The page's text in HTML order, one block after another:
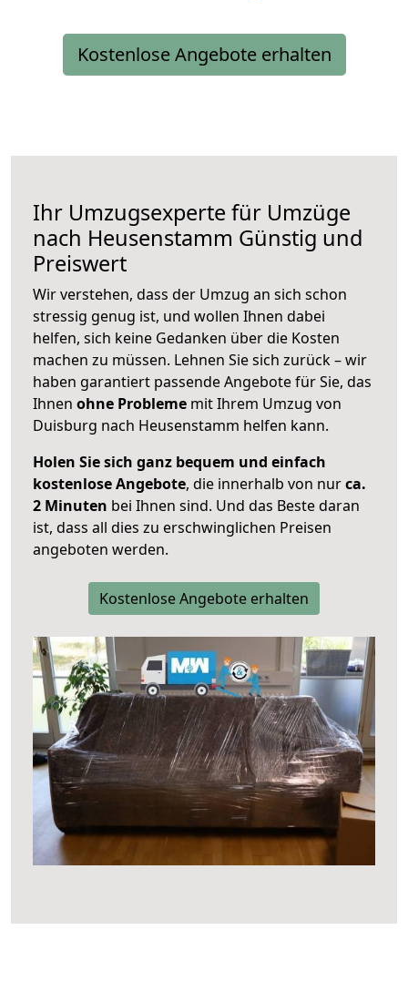
Kostenlose Angebote erhalten
Ihr Umzugsexperte für Umzüge
nach Heusenstamm Günstig und
Preiswert
Wir verstehen, dass der Umzug an sich schon
stressig genug ist, und wollen Ihnen dabei
helfen, sich keine Gedanken über die Kosten
machen zu müssen. Lehnen Sie sich zurück – wir
haben garantiert passende Angebote für Sie, das
Ihnen ohne Probleme mit Ihrem Umzug von
Duisburg nach Heusenstamm helfen kann.
Holen Sie sich ganz bequem und einfach
kostenlose Angebote, die innerhalb von nurca.
2 Minuten bei Ihnen sind. Und das Beste daran
ist, dass all dies zu erschwinglichen Preisen
angeboten werden.
Kostenlose Angebote erhalten